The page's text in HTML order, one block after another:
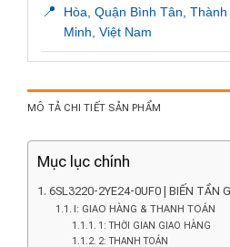
📍
Hòa, Quận Bình Tân,
Minh, Việt Nam
MÔ TẢ CHI TIẾT SẢN PHẨM
Mục lục chính
6SL3220-2YE24-0UF0 | BIẾN TẦN
I: GIAO HÀNG & THANH TOÁN
1: THỜI GIAN GIAO HÀNG
2: THANH TOÁN